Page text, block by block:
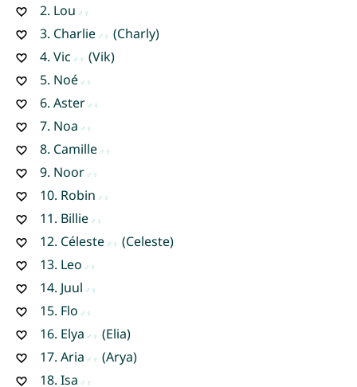
2. Lou
3. Charlie
(Charly)
4. Vic
(Vik)
5. Noé
6. Aster
7. Noa
8. Camille
9. Noor
10. Robin
11. Billie
12. Céleste
(Celeste)
13. Leo
14. Juul
15. Flo
16. Elya
(Elia)
17. Aria
(Arya)
18. Isa